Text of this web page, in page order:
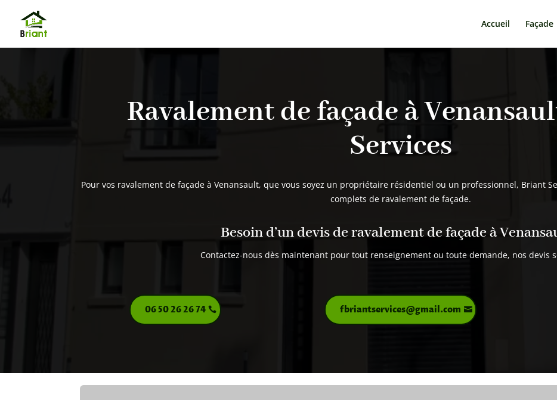
Accueil Façade
Ravalement de façade à
Services
Pour vos ravalement de façade à Venansault, que vous soyez un propriétaire résidentiel ou un professionnel, Briant
complets de ravalement de façade.
Besoin d’un devis de ravalement de façade à
Contactez-nous dès maintenant pour tout renseignement ou toute demande, nos devis
06 50 26 26 74 fbriantservices@gmail.com